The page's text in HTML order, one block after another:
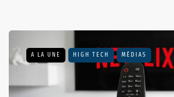
A LA UNE HIGH TECH MÉDIAS